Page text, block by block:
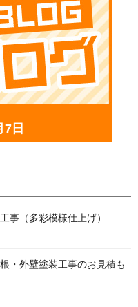
7日
事（多彩模様仕上げ）
・外壁塗装工事のお見積も